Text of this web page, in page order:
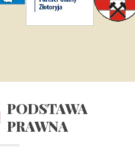
PODSTAWA
PRAWNA